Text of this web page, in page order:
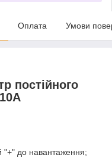
Оплата Умови
постійного
до навантаження;